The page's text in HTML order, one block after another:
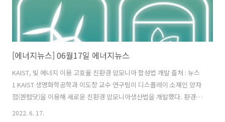
[에너지뉴스] 06월17일 에너지뉴스
KAIST, 빛 에너지 이용 고효율 친환경 암모니아 합성법 개발 출처 : 뉴스
1 KAIST 생명화학공학과 이도창 교수 연구팀이 디스플레이 소재인 양자
점(퀀텀닷)을 이용해 새로운 친환경 암모니아생산법을 개발했다. 환경
및 에너지 문제에 적극 대응할 수 있을 것으로 기대된다. 16일 KAIST에
2022. 6. 17.